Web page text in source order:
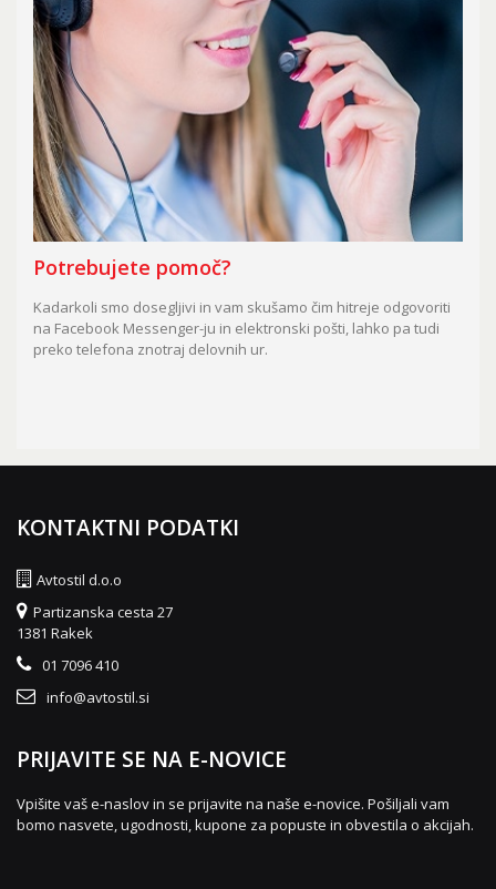
Potrebujete pomoč?
Kadarkoli smo dosegljivi in vam skušamo čim hitreje odgovoriti
na Facebook Messenger-ju in elektronski pošti, lahko pa tudi
preko telefona znotraj delovnih ur.
KONTAKTNI PODATKI
Avtostil d.o.o
Partizanska cesta 27
1381 Rakek
01 7096 410
info@avtostil.si
PRIJAVITE SE NA E-NOVICE
Vpišite vaš e-naslov in se prijavite na naše e-novice. Pošiljali vam
bomo nasvete, ugodnosti, kupone za popuste in obvestila o akcijah.